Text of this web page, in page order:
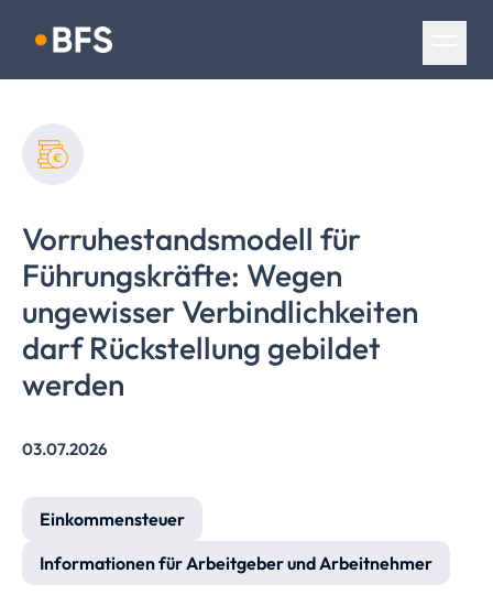
Navigation überspringen
Vorruhestandsmodell für
Führungskräfte: Wegen
ungewisserVerbindlichkeiten
darf Rückstellung gebildet
werden
03.07.2026
Einkommensteuer
Informationen für Arbeitgeber und Arbeitnehmer